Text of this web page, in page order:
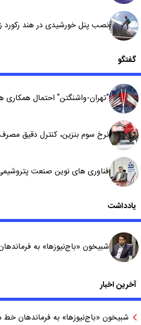
نصب پنل خورشیدی در هند رکورد
گفتگو
"تهران-واشنگتن" احتمال همکاری
نرخ سوم بنزین، کنترل دقیق
فناوری های نوین صنعت
یادداشت
شبیخون «باج‌نیوزها» به
آخرین اخبار
شبیخون «باج‌نیوزها» به فرماندهان خط